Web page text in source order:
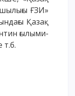
ҒЗИ»
Қазақ
ғылыми-